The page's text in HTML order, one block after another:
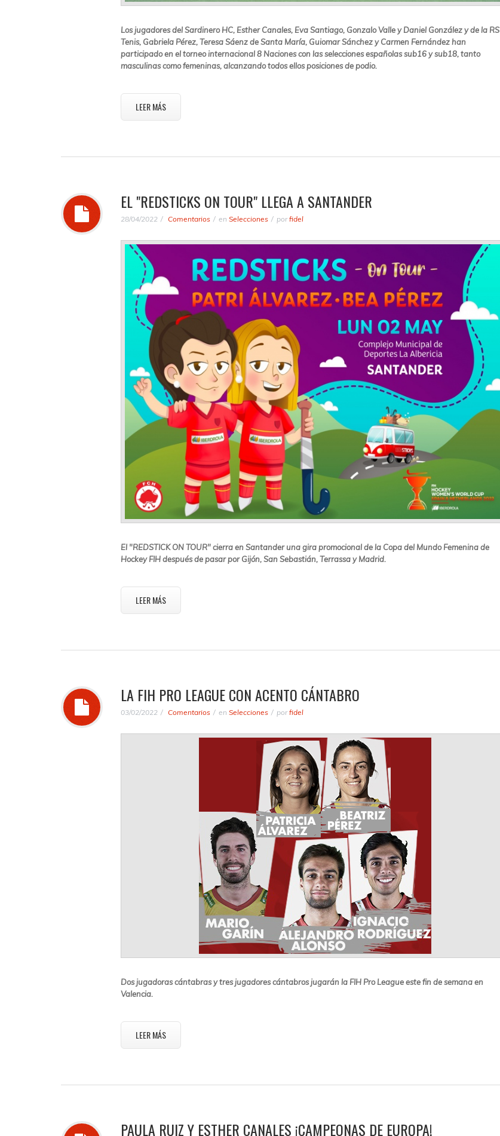
Los jugadores del Sardinero HC, Esther Canales, Eva Santiago, Gonzalo Valle y Daniel González y de la RS
Tenis, Gabriela Pérez, Teresa Sáenz de Santa María, Guiomar Sánchez y Carmen Fernández han
participado en el torneo internacional 8 Naciones con las selecciones españolas sub16 y sub18, tanto
masculinas como femeninas, alcanzando todos ellos posiciones de podio.
LEER MÁS
EL "REDSTICKS ON TOUR" LLEGA A SANTANDER
28/04/2022 Comentarios en Selecciones porfidel
El "REDSTICK ON TOUR" cierra en Santander una gira promocional de la Copa del Mundo Femenina de
Hockey FIH después de pasar por Gijón, San Sebastián, Terrassa y Madrid.
LEER MÁS
LA FIH PRO LEAGUE CON ACENTO CÁNTABRO
03/02/2022 Comentarios en Selecciones porfidel
Dos jugadoras cántabras y tres jugadores cántabros jugarán la FIH Pro League este fin de semana en
Valencia.
LEER MÁS
PAULA RUIZ Y ESTHER CANALES ¡CAMPEONAS DE EUROPA!